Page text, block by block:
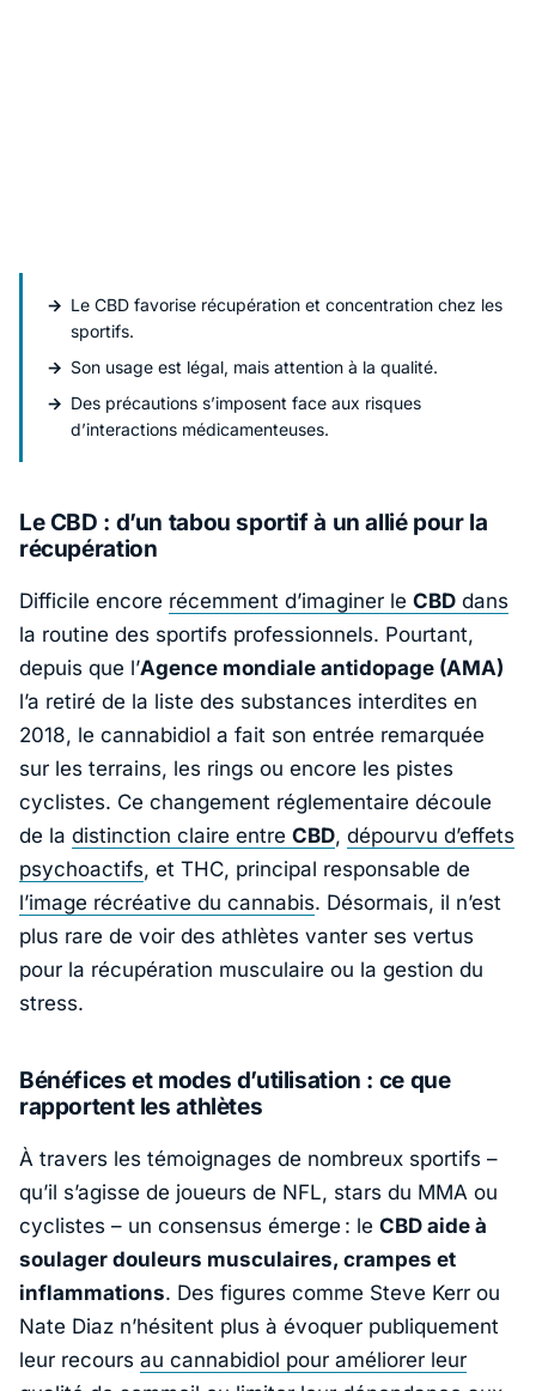
Le CBD favorise récupération et concentration chez les
sportifs.
Son usage est légal, mais attention à la qualité.
Des précautions s’imposent face aux risques
d’interactions médicamenteuses.
Le CBD : d’un tabou sportif à un allié pour la
récupération
Difficile encore récemment d’imaginer le CBD dans
la routine des sportifs professionnels. Pourtant,
depuis que l’Agence mondiale antidopage (AMA)
l’a retiré de la liste des substances interdites en
2018, le cannabidiol a fait son entrée remarquée
sur les terrains, les rings ou encore les pistes
cyclistes. Ce changement réglementaire découle
de la distinction claire entre CBD, dépourvu d’effets
psychoactifs, et THC, principal responsable de
l’image récréative du cannabis. Désormais, il n’est
plus rare de voir des athlètes vanter ses vertus
pour la récupération musculaire ou la gestion du
stress.
Bénéfices et modes d’utilisation : ce que
rapportent les athlètes
À travers les témoignages de nombreux sportifs –
qu’il s’agisse de joueurs de NFL, stars du MMA ou
cyclistes – un consensus émerge : le CBD aide à
soulager douleurs musculaires, crampes et
inflammations. Des figures comme Steve Kerr ou
Nate Diaz n’hésitent plus à évoquer publiquement
leur recours au cannabidiol pour améliorer leur